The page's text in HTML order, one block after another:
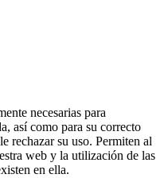
necesarias para
así como para su correcto
rechazar su uso. Permiten al
web y la utilización de las
en ella.